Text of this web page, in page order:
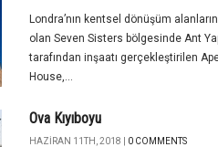
Londra’nın kentsel dönüşüm
olan Seven Sisters bölgesinde Ant
tarafından inşaatı gerçekleştirilen
House,...
Ova Kıyıboyu
HAZIRAN 11TH, 2018 | 0 COMMENTS